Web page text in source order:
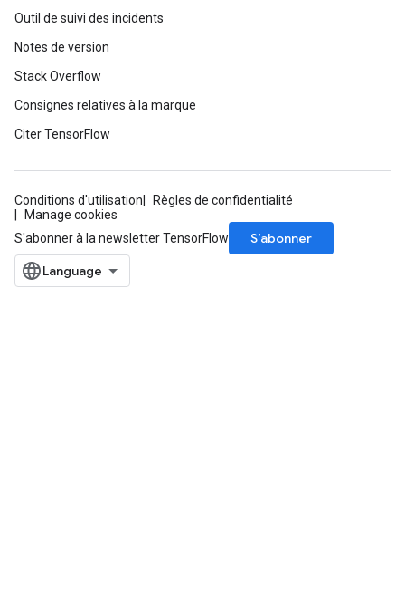
Outil de suivi des incidents
Notes de version
Stack Overflow
Consignes relatives à la marque
Citer TensorFlow
Conditions d'utilisation
Règles de confidentialité
Manage cookies
S'abonner à la newsletter TensorFlow
S’abonner